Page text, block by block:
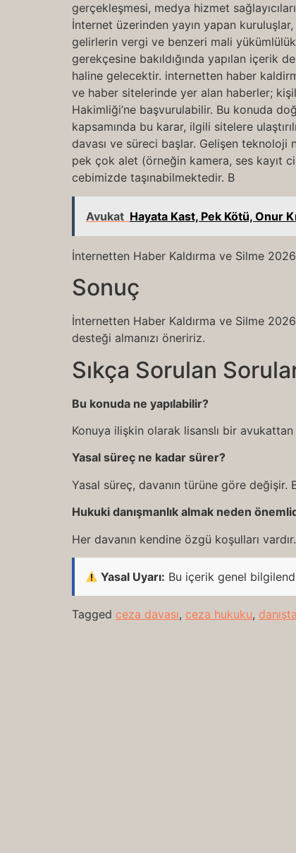
gerçekleşmesi, medya hizmet
İnternet üzerinden yayın yapan
gelirlerin vergi ve benzeri mali
gerekçesine bakıldığında yapılan içerik
haline gelecektir. internetten haber
ve haber sitelerinde yer alan haberler;
Hakimliği’ne başvurulabilir. Bu konuda
kapsamında bu karar, ilgili sitelere
davası ve süreci başlar. Gelişen
pek çok alet (örneğin kamera, ses kayıt
cebimizde taşınabilmektedir. B
Avukat Hayata Kast, Pek Kötü, Onur
İnternetten Haber Kaldırma ve Silme
Sonuç
İnternetten Haber Kaldırma ve Silme
desteği almanızı öneririz.
Sıkça Sorulan
Bu konuda ne yapılabilir?
Konuya ilişkin olarak lisanslı bir
Yasal süreç ne kadar sürer?
Yasal süreç, davanın türüne göre
Hukuki danışmanlık almak neden
Her davanın kendine özgü koşulları
Yasal Uyarı: Bu içerik genel
Tagged ceza davası, ceza hukuku,